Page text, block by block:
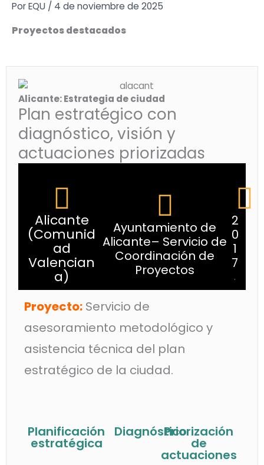
contenido
PorEQU / 4 de noviembre de 2025
Proyectos destacados
Alicante: Estrategia de ciudad
Plan estratégico con
diagnóstico, visión y
actuaciones priorizadas
Alicante
(Comunid
ad
Valencian
a)
Ayuntamiento de
Alicante– Servicio de
Coordinación de
Proyectos
2
0
1
7
.
Proyecto: Servicio de
asesoramiento metodológico y
asistencia técnica del plan
estratégico de la ciudad.
Planificación
estratégica
DiagnósticoPriorización
de
actuaciones